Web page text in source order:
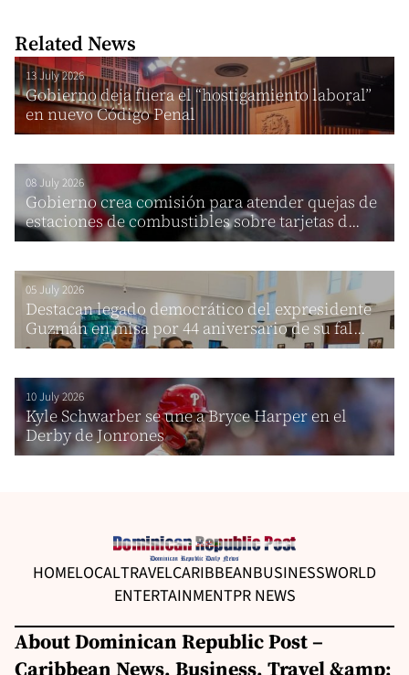
Related News
13 July 2026
Gobierno deja fuera el “hostigamiento laboral”
en nuevo Código Penal
08 July 2026
Gobierno crea comisión para atender quejas de
estaciones de combustibles sobre tarjetas d...
05 July 2026
Destacan legado democrático del expresidente
Guzmán en misa por 44 aniversario de su fal...
10 July 2026
Kyle Schwarber se une a Bryce Harper en el
Derby de Jonrones
HOMELOCALTRAVELCARIBBEANBUSINESSWORLD
ENTERTAINMENTPR NEWS
About Dominican Republic Post –
Caribbean News, Business, Travel &amp;